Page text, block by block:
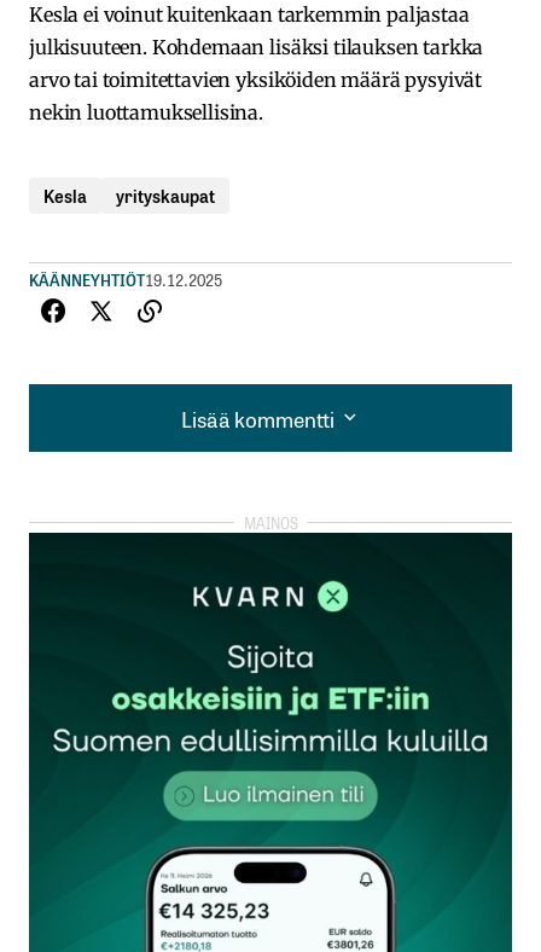
Kesla ei voinut kuitenkaan tarkemmin paljastaa
julkisuuteen. Kohdemaan lisäksi tilauksen tarkka
arvo tai toimitettavien yksiköiden määrä pysyivät
nekin luottamuksellisina.
Kesla yrityskaupat
KÄÄNNEYHTIÖT19.12.2025
Lisää kommentti
Lisää kommentti
kirjautua
rekisteröityä
Sähköpostiosoitettasi ei julkaista.Pakolliset
kentät on merkitty*
Kommentti*